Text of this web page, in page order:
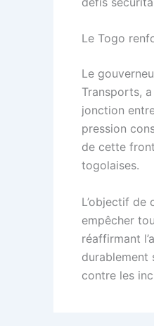
Le Togo
Le
Transports,
jonction
pression
de cette
togolaises.
L’objectif de
empêcher
réaffirmant
durablement
contre les